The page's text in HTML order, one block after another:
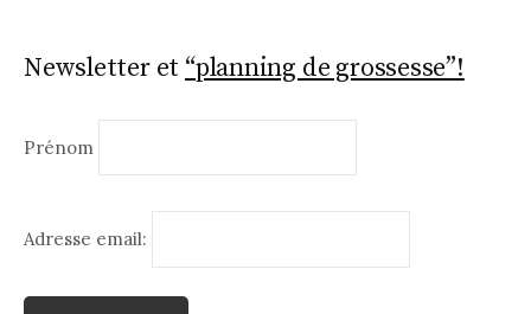
Newsletter et “planning de grossesse”!
Prénom
Adresse email: